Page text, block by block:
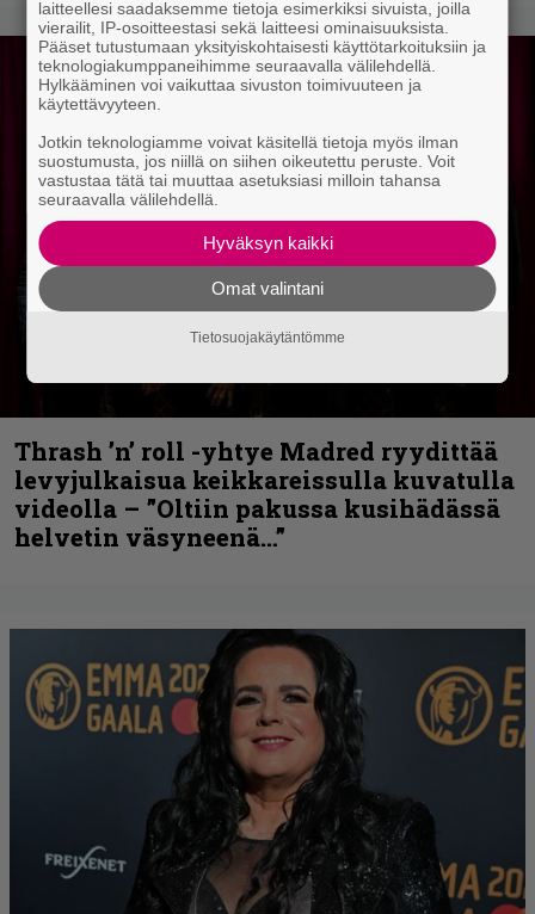
Thrash ’n’ roll -yhtye Madred ryydittää
levyjulkaisua keikkareissulla kuvatulla
videolla – ”Oltiin pakussa kusihädässä
helvetin väsyneenä…”
laitteellesi saadaksemme tietoja esimerkiksi sivuista, joilla
vierailit, IP-osoitteestasi sekä laitteesi ominaisuuksista.
Pääset tutustumaan yksityiskohtaisesti käyttötarkoituksiin ja
teknologiakumppaneihimme seuraavalla välilehdellä.
Hylkääminen voi vaikuttaa sivuston toimivuuteen ja
käytettävyyteen.
Jotkin teknologiamme voivat käsitellä tietoja myös ilman
suostumusta, jos niillä on siihen oikeutettu peruste. Voit
vastustaa tätä tai muuttaa asetuksiasi milloin tahansa
seuraavalla välilehdellä.
Hyväksyn kaikki
Omat valintani
Tietosuojakäytäntömme